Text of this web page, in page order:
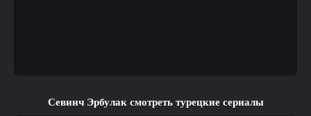
Севинч Эрбулак смотреть турецкие сериалы